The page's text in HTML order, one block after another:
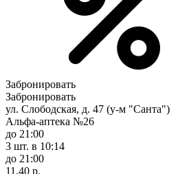
Забронировать
Забронировать
ул. Слободская, д. 47 (у-м "Санта")
Альфа-аптека №26
до 21:00
3 шт. в 10:14
до 21:00
11,40 р.